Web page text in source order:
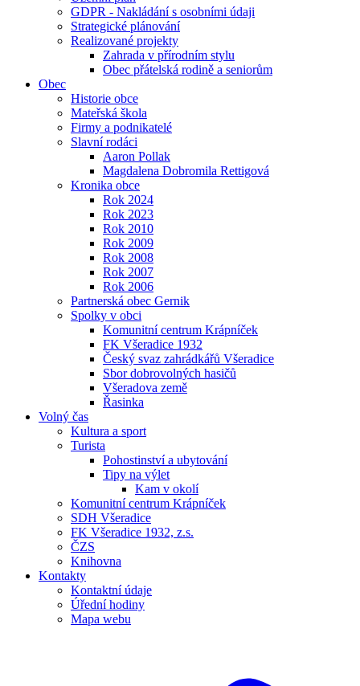
GDPR - Nakládání s osobními údaji
Strategické plánování
Realizované projekty
Zahrada v přírodním stylu
Obec přátelská rodině a seniorům
Obec
Historie obce
Mateřská škola
Firmy a podnikatelé
Slavní rodáci
Aaron Pollak
Magdalena Dobromila Rettigová
Kronika obce
Rok 2024
Rok 2023
Rok 2010
Rok 2009
Rok 2008
Rok 2007
Rok 2006
Partnerská obec Gernik
Spolky v obci
Komunitní centrum Krápníček
FK Všeradice 1932
Český svaz zahrádkářů Všeradice
Sbor dobrovolných hasičů
Všeradova země
Řasinka
Volný čas
Kultura a sport
Turista
Pohostinství a ubytování
Tipy na výlet
Kam v okolí
Komunitní centrum Krápníček
SDH Všeradice
FK Všeradice 1932, z.s.
ČZS
Knihovna
Kontakty
Kontaktní údaje
Úřední hodiny
Mapa webu